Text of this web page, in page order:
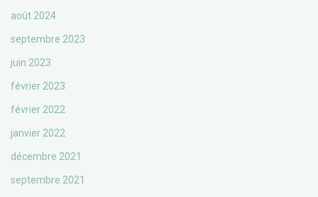
août 2024
septembre 2023
juin 2023
février 2023
février 2022
janvier 2022
décembre 2021
septembre 2021